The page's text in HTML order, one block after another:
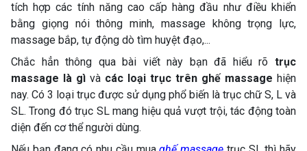
tích hợp các tính năng cao cấp hàng đầu như điều khiển
bằng giọng nói thông minh, massage không trọng lực,
massage bắp, tự động dò tìm huyệt đạo,...
Chắc hẳn thông qua bài viết này bạn đã hiểu rõ trục
massage là gì và các loại trục trên ghế massage hiện
nay. Có 3 loại trục được sử dụng phổ biến là trục chữ S, L và
SL. Trong đó trục SL mang hiệu quả vượt trội, tác động toàn
diện đến cơ thể người dùng.